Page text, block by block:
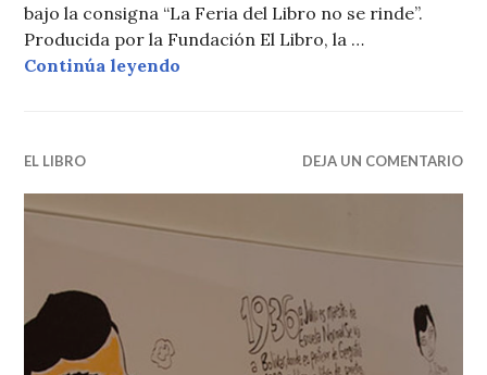
bajo la consigna “La Feria del Libro no se rinde”.
Producida por la Fundación El Libro, la …
Continúa leyendo
EL LIBRO DEJA UN COMENTARIO